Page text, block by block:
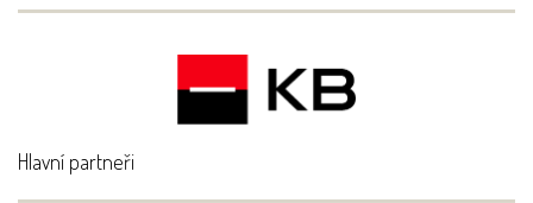
Hlavní partneři